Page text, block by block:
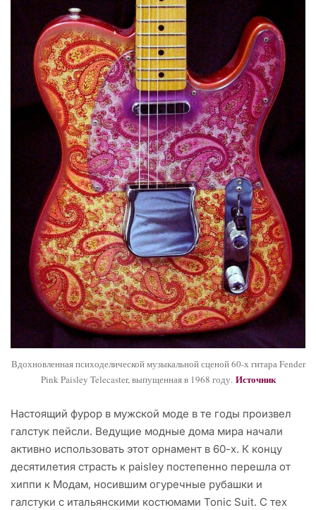
Вдохновленная психоделической музыкальной сценой 60-х гитара Fender
Pink Paisley Telecaster, выпущенная в 1968 году. Источник
Настоящий фурор в мужской моде в те годы произвел
галстук пейсли. Ведущие модные дома мира начали
активно использовать этот орнамент в 60-х. К концу
десятилетия страсть к paisley постепенно перешла от
хиппи к Модам, носившим огуречные рубашки и
галстуки с итальянскими костюмами Tonic Suit. С тех